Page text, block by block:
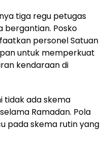
tiga regu petugas
bergantian. Posko
personel Satuan
untuk memperkuat
kendaraan di
tidak ada skema
Ramadan. Pola
pada skema rutin yang